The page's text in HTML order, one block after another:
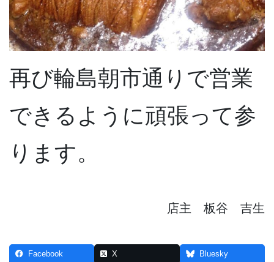
再び輪島朝市通りで営業
できるように頑張って参
ります。
店主 板谷 吉生
Facebook X Bluesky